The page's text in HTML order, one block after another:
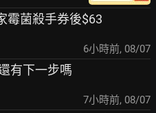
霉菌殺手券後$63
6小時前, 08/07
有下一步嗎
7小時前, 08/07